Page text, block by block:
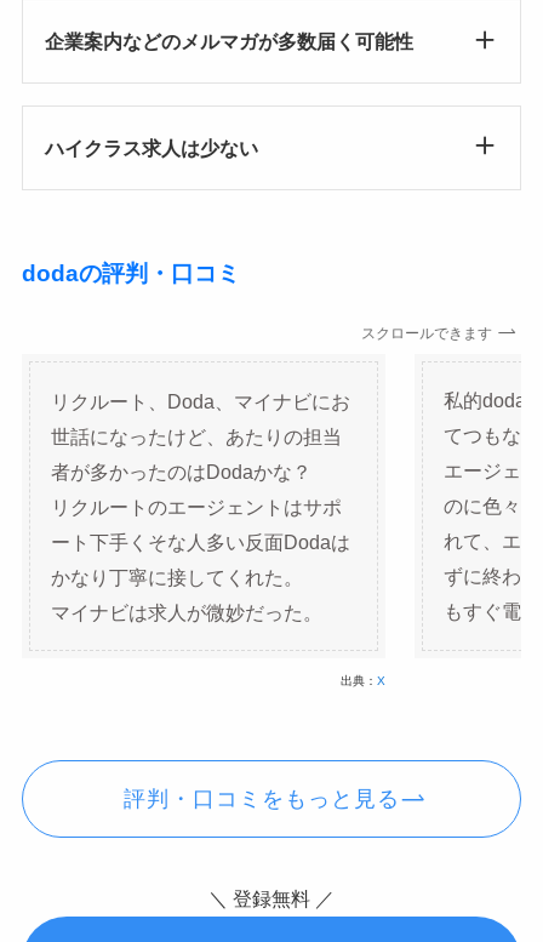
企業案内などのメルマガが多数届く可能性
ハイクラス求人は少ない
dodaの評判・口コミ
スクロールできます
リクルート、Doda、マイナビにお
世話になったけど、あたりの担当
者が多かったのはDodaかな？
リクルートのエージェントはサポ
ート下手くそな人多い反面Dodaは
かなり丁寧に接してくれた。
マイナビは求人が微妙だった。
出典： X
私的doda
てつもな
エージェ
のに色々
れて、エ
ずに終わ
もすぐ電
評判・口コミをもっと見る
＼ 登録無料 ／